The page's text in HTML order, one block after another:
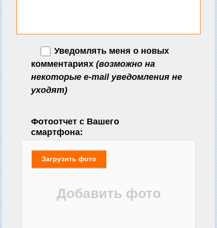
Уведомлять меня о новых
комментариях (возможно на
некоторые e-mail уведомления не
уходят)
Фотоотчет с Вашего
смартфона:
Загрузить фото